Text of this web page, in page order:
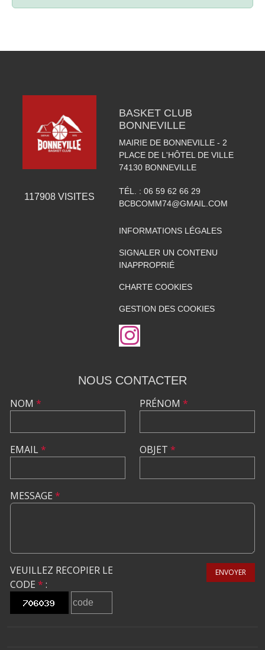
117908VISITES
BASKET CLUB
BONNEVILLE
MAIRIE DE BONNEVILLE - 2
PLACE DE L'HÔTEL DE VILLE
74130 BONNEVILLE
TÉL. : 06 59 62 66 29
BCBCOMM74@GMAIL.COM
INFORMATIONS LÉGALES
SIGNALER UN CONTENU
INAPPROPRIÉ
CHARTE COOKIES
GESTION DES COOKIES
NOUS CONTACTER
NOM *
EMAIL*
PRÉNOM *
OBJET *
MESSAGE *
VEUILLEZ RECOPIER LE
CODE * :
ENVOYER